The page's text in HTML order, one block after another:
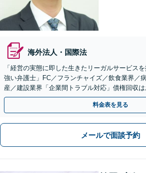
海外法人・国際法
「経営の実態に即した生きたリーガルサービス
強い弁護士」FC／フランチャイズ／飲食業界／
産／建設業界「企業間トラブル対応」債権回収
題社員にも対応や就業規則の整備など【初回相
料金表を見る
メールで面談予約